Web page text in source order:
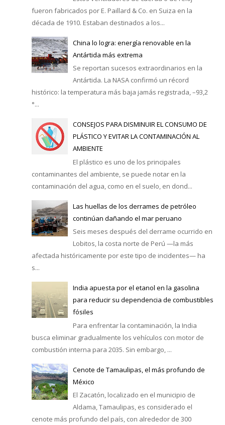
fueron fabricados por E. Paillard & Co. en Suiza en la
década de 1910. Estaban destinados a los...
China lo logra: energía renovable en la
Antártida más extrema
Se reportan sucesos extraordinarios en la
Antártida. La NASA confirmó un récord
histórico: la temperatura más baja jamás registrada, –93,2
°...
CONSEJOS PARA DISMINUIR EL CONSUMO DE
PLÁSTICO Y EVITAR LA CONTAMINACIÓN AL
AMBIENTE
El plástico es uno de los principales
contaminantes del ambiente, se puede notar en la
contaminación del agua, como en el suelo, en dond...
Las huellas de los derrames de petróleo
continúan dañando el mar peruano
Seis meses después del derrame ocurrido en
Lobitos, la costa norte de Perú —la más
afectada históricamente por este tipo de incidentes— ha
s...
India apuesta por el etanol en la gasolina
para reducir su dependencia de combustibles
fósiles
Para enfrentar la contaminación, la India
busca eliminar gradualmente los vehículos con motor de
combustión interna para 2035. Sin embargo, ...
Cenote de Tamaulipas, el más profundo de
México
El Zacatón, localizado en el municipio de
Aldama, Tamaulipas, es considerado el
cenote más profundo del país, con alrededor de 300